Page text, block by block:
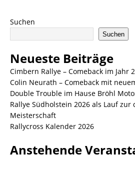
Suchen
Suchen
Neueste Beiträge
Cimbern Rallye – Comeback im Jahr
Colin Neurath – Comeback mit
Double Trouble im Hause Bröhl
Rallye Südholstein 2026 als Lauf zur
Meisterschaft
Rallycross Kalender 2026
Anstehende